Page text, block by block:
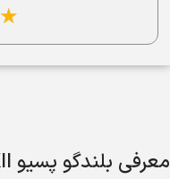
☆
معرفی بلندگو پسیو Wharfedale EVP-X15MKII